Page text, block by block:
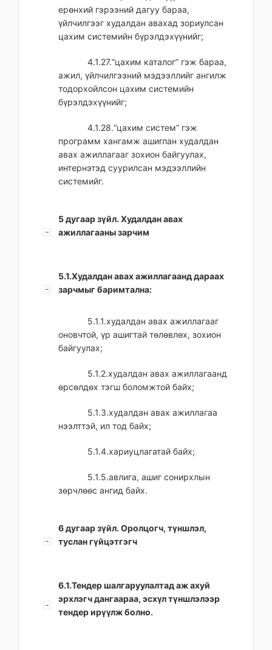
ерөнхий гэрээний дагуу бараа,
үйлчилгээг худалдан авахад зориулсан
цахим системийн бүрэлдэхүүнийг;
4.1.27.“цахим каталог” гэж бараа,
ажил, үйлчилгээний мэдээллийг ангилж
тодорхойлсон цахим системийн
бүрэлдэхүүнийг;
4.1.28.“цахим систем” гэж
программ хангамж ашиглан худалдан
авах ажиллагааг зохион байгуулах,
интернэтэд суурилсан мэдээллийн
системийг.
5 дугаар зүйл. Худалдан авах
ажиллагааны зарчим
5.1.Худалдан авах ажиллагаанд дараах
зарчмыг баримтална:
5.1.1.худалдан авах ажиллагааг
оновчтой, үр ашигтай төлөвлөх, зохион
байгуулах;
5.1.2.худалдан авах ажиллагаанд
өрсөлдөх тэгш боломжтой байх;
5.1.3.худалдан авах ажиллагаа
нээлттэй, ил тод байх;
5.1.4.хариуцлагатай байх;
5.1.5.авлига, ашиг сонирхлын
зөрчлөөс ангид байх.
6 дугаар зүйл. Оролцогч, түншлэл,
туслан гүйцэтгэгч
6.1.Тендер шалгаруулалтад аж ахуй
эрхлэгч дангаараа, эсхүл түншлэлээр
тендер ирүүлж болно.